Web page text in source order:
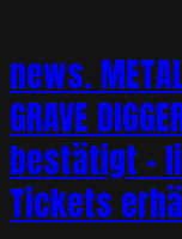
news.
GRAVE
bestätigt –
Tickets